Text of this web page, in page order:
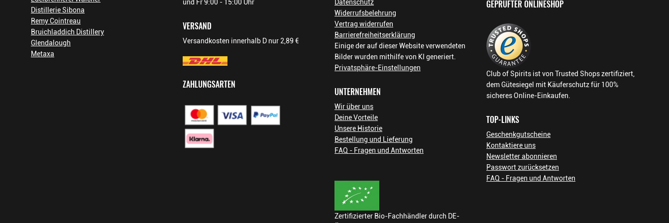
EAN
ARTIKELNUMMER
Distillerie Sibona
Remy Cointreau
Bruichladdich Distillery
Glendalough
Metaxa
und Fr 9:00 - 15:00 Uhr
VERSAND
Versandkosten innerhalb D nur 2,89 €
ZAHLUNGSARTEN
Datenschutz
Widerrufsbelehrung
Vertrag widerrufen
Barrierefreiheitserklärung
Einige der auf dieser Website verwendeten
Bilder wurden mithilfe von KI generiert.
Privatsphäre-Einstellungen
UNTERNEHMEN
Wir über uns
Deine Vorteile
Unsere Historie
Bestellung und Lieferung
FAQ - Fragen und Antworten
Zertifizierter Bio-Fachhändler durch DE-
GEPRÜFTER ONLINESHOP
Club of Spirits ist von Trusted Shops zertifiziert,
dem Gütesiegel mit Käuferschutz für 100%
sicheres Online-Einkaufen.
TOP-LINKS
Geschenkgutscheine
Kontaktiere uns
Newsletter abonnieren
Passwort zurücksetzen
FAQ - Fragen und Antworten